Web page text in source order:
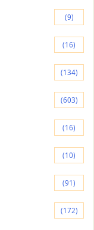
(9)
(16)
(134)
(603)
(16)
(10)
(91)
(172)